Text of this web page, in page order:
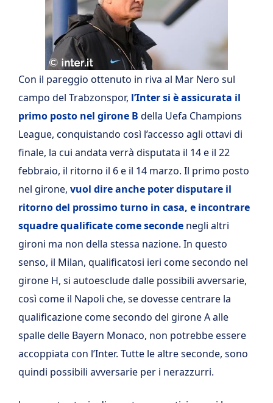
Con il pareggio ottenuto in riva al Mar Nero sul
campo del Trabzonspor, l’Inter si è assicurata il
primo posto nel girone B della Uefa Champions
League, conquistando così l’accesso agli ottavi di
finale, la cui andata verrà disputata il 14 e il 22
febbraio, il ritorno il 6 e il 14 marzo. Il primo posto
nel girone, vuol dire anche poter disputare il
ritorno del prossimo turno in casa, e incontrare
squadre qualificate come seconde negli altri
gironi ma non della stessa nazione. In questo
senso, il Milan, qualificatosi ieri come secondo nel
girone H, si autoesclude dalle possibili avversarie,
così come il Napoli che, se dovesse centrare la
qualificazione come secondo del girone A alle
spalle delle Bayern Monaco, non potrebbe essere
accoppiata con l’Inter. Tutte le altre seconde, sono
quindi possibili avversarie per i nerazzurri.